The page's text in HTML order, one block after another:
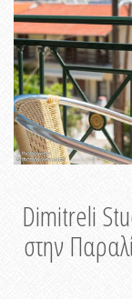
Dimitreli
στην